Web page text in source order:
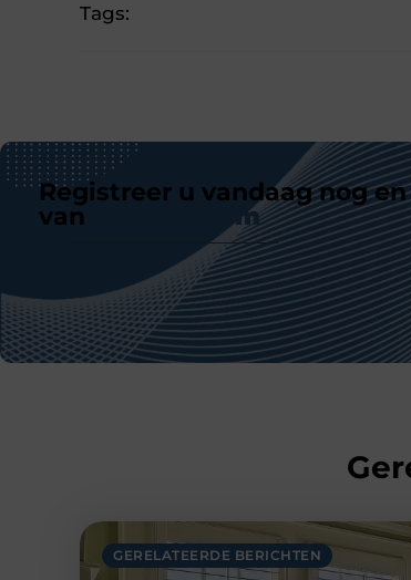
Tags:
Registreer u vandaag nog
van
ons platform
GERELATEERDE BERICHTEN